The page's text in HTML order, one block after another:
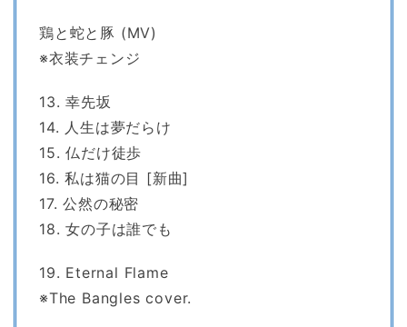
鶏と蛇と豚 (MV)
※衣装チェンジ
13. 幸先坂
14. 人生は夢だらけ
15. 仏だけ徒歩
16. 私は猫の目 [新曲]
17. 公然の秘密
18. 女の子は誰でも
19. Eternal Flame
※The Bangles cover.